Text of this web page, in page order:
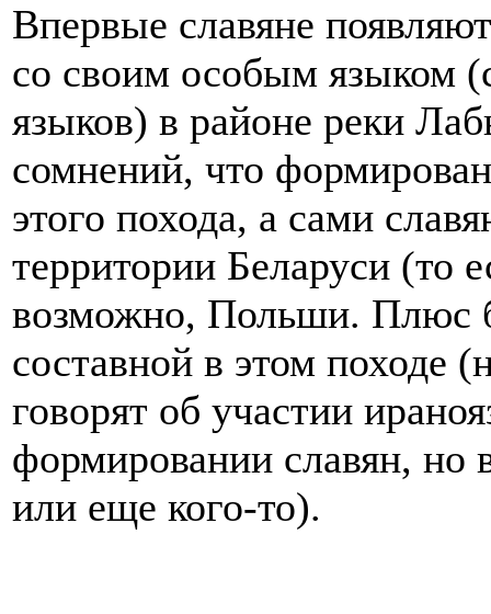
Впервые славяне
со своим особым языком
языков) в районе реки
сомнений, что
этого похода, а сами
территории Беларуси (то
возможно, Польши. Плюс
составной в этом походе
говорят об участии
формировании славян, но
или еще кого-то).